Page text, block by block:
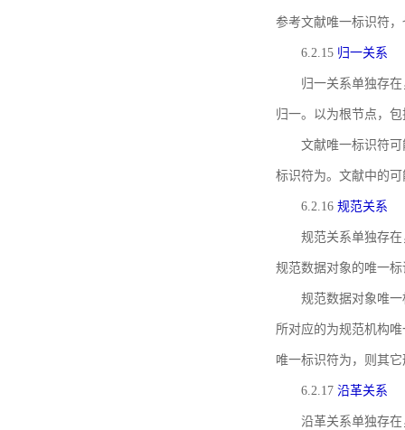
参考文献唯一标识符
6.2.15 归一关系
归一关系单独存
归一。以为根节点，
文献唯一标识符
标识符为。文献中的
6.2.16 规范关系
规范关系单独存
规范数据对象的唯一
规范数据对象唯一
所对应的为规范机构
唯一标识符为，则其
6.2.17 沿革关系
沿革关系单独存